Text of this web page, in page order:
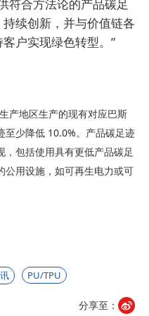
符合方法论的产品碳足
续创新，并与价值链各
户实现绿色转型。”
产地区生产的现有对应巴斯
至少降低 10.0%。产品碳足迹
，包括使用具有更低产品碳足
公用设施，如可再生电力或可
PU/TPU
分享至：